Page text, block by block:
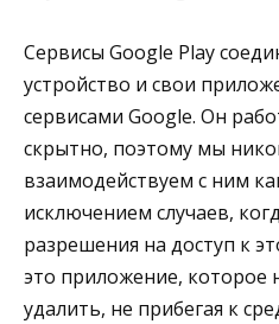
Сервисы Google Play
устройство и свои
сервисами Google. Он
скрытно, поэтому мы
взаимодействуем с ним
исключением случаев,
разрешения на доступ к
это приложение, которое
удалить, не прибегая к